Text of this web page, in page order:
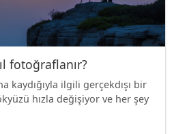
fotoğraflanır?
kaydığıyla ilgili gerçekdışı bir
hızla değişiyor ve her şey